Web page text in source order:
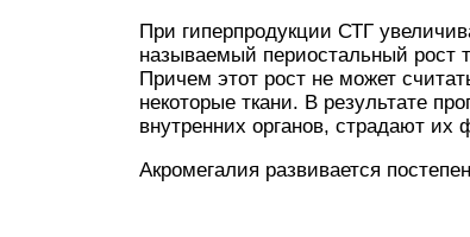
При гиперпродукции СТГ
называемый периостальный рост
Причем этот рост не может
некоторые ткани. В результате
внутренних органов, страдают
Акромегалия развивается